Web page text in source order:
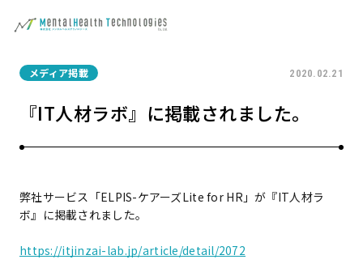
メディア掲載 2020.02.21
『IT人材ラボ』に掲載されました。
弊社サービス「ELPIS-ケアーズLite for HR」が『IT人材ラ
ボ』に掲載されました。
https://itjinzai-lab.jp/article/detail/2072